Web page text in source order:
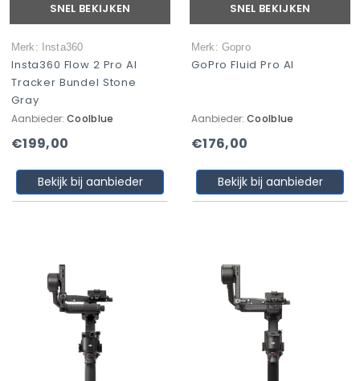
SNEL BEKIJKEN
Merk: Insta360
Insta360 Flow 2 Pro AI
Tracker Bundel Stone
Gray
Aanbieder: Coolblue
€199,00
Bekijk bij aanbieder
SNEL BEKIJKEN
Merk: Gopro
GoPro Fluid Pro AI
Aanbieder: Coolblue
€176,00
Bekijk bij aanbieder